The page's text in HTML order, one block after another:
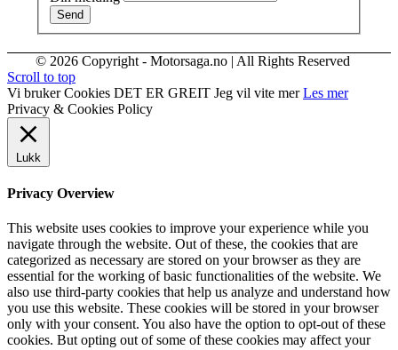
Send
© 2026 Copyright - Motorsaga.no | All Rights Reserved
Scroll to top
Vi bruker Cookies DET ER GREIT Jeg vil vite mer Les mer
Privacy & Cookies Policy
Lukk
Privacy Overview
This website uses cookies to improve your experience while you
navigate through the website. Out of these, the cookies that are
categorized as necessary are stored on your browser as they are
essential for the working of basic functionalities of the website. We
also use third-party cookies that help us analyze and understand how
you use this website. These cookies will be stored in your browser
only with your consent. You also have the option to opt-out of these
cookies. But opting out of some of these cookies may affect your